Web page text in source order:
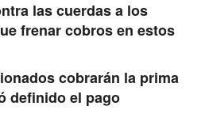
las cuerdas a los
frenar cobros en estos
cobrarán la prima
definido el pago